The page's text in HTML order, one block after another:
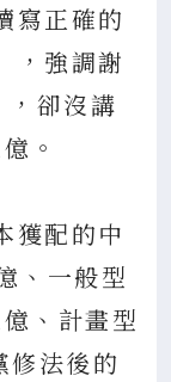
寫正確的
，強調謝
卻沒講
。
獲配的中
、一般型
、計畫型
修法後的